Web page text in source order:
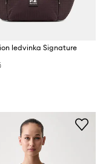
ledvinka Signature